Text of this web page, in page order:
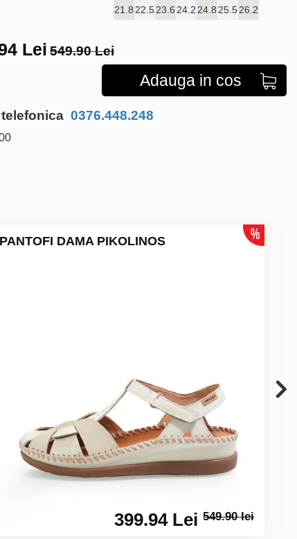
21.8 22.523.6 24.2 24.8 25.526.2
Lei 549.90 Lei
Adauga in cos
0376.448.248
PANTOFI DAMA PIKOLINOS
399.94 Lei549.90 lei